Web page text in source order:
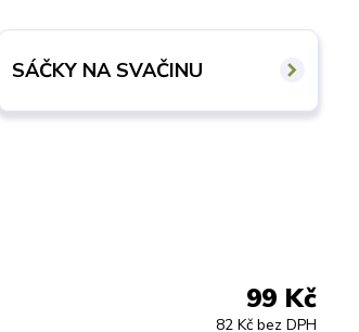
SÁČKY NA SVAČINU
99 Kč
82 Kč bez DPH